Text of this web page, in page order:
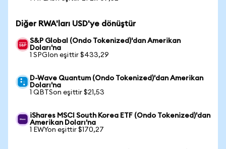
Diğer RWA'ları USD'ye dönüştür
S&P Global (Ondo Tokenized)'dan Amerikan
Doları'na
1 SPGIon eşittir $433,29
D-Wave Quantum (Ondo Tokenized)'dan Amerikan
Doları'na
1 QBTSon eşittir $21,53
iShares MSCI South Korea ETF (Ondo Tokenized)'dan
Amerikan Doları'na
1 EWYon eşittir $170,27